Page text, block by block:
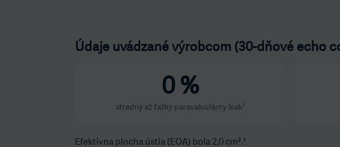
Údaje uvádzané výrobcom (30-dňové echo
0 %
stredný až ťažký paravalvulárny leak¹
Efektívna plocha ústia (EOA) bola 2,0 cm².¹